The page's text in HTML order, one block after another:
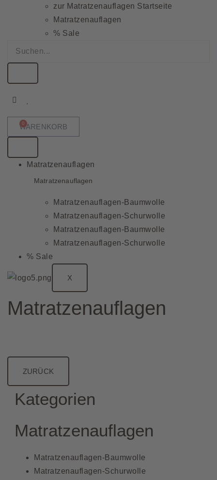
zur Matratzenauflagen Startseite
Matratzenauflagen
% Sale
0
WARENKORB
Matratzenauflagen
Matratzenauflagen
Matratzenauflagen-Baumwolle
Matratzenauflagen-Schurwolle
Matratzenauflagen-Baumwolle
Matratzenauflagen-Schurwolle
% Sale
X
Matratzenauflagen
ZURÜCK
Kategorien
Matratzenauflagen
Matratzenauflagen-Baumwolle
Matratzenauflagen-Schurwolle